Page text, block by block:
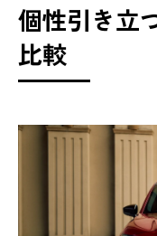
CX-5購入
中古CX-5
リセール
リセールに
CX-5リ
個性引き立
比較